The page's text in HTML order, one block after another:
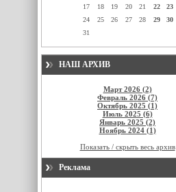
17
18 19 20 21 22
23
24
25 26 27 28 29
30
31
НАШ АРХИВ
Март 2026 (2)
Февраль 2026 (7)
Октябрь 2025 (1)
Июль 2025 (6)
Январь 2025 (2)
Ноябрь 2024 (1)
Показать / скрыть весь архив
Реклама